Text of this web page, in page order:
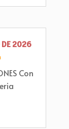
DE 2026
Con